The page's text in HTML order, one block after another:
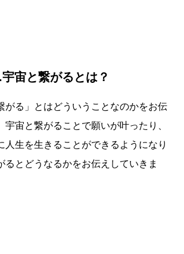
宇宙と繋がるとは？
がる」とはどういうことなのかをお伝
宇宙と繋がることで願いが叶ったり、
人生を生きることができるようになり
るとどうなるかをお伝えしていきま